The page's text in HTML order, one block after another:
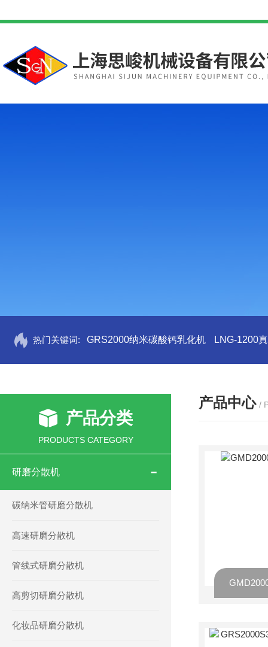
热门关键词: GRS2000纳米碳酸钙乳化机 LNG-1200
产品分类
PRODUCTS CATEGORY
研磨分散机
碳纳米管研磨分散机
高速研磨分散机
管线式研磨分散机
高剪切研磨分散机
化妆品研磨分散机
产品中心 /